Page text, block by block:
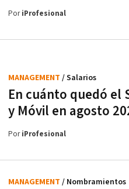
PoriProfesional
En cuánto quedó el
y Móvil en agosto
MANAGEMENT / Salarios
PoriProfesional
MANAGEMENT / Nombramientos